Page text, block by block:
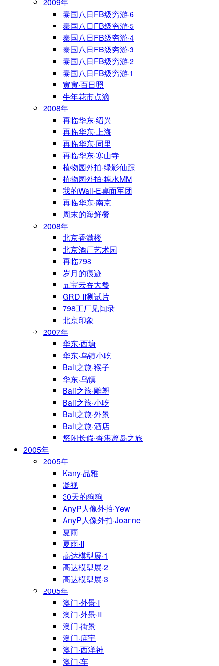
2009年
泰国八日FB级穷游·6
泰国八日FB级穷游·5
泰国八日FB级穷游·4
泰国八日FB级穷游·3
泰国八日FB级穷游·2
泰国八日FB级穷游·1
寅寅·百日照
牛年花市点滴
2008年
再临华东·绍兴
再临华东·上海
再临华东·同里
再临华东·寒山寺
植物园外拍·绿影仙踪
植物园外拍·糖水MM
我的Wall-E桌面军团
再临华东·南京
周末的海鲜餐
2008年
北京香满楼
北京酒厂艺术园
再临798
岁月的痕迹
五宝云吞大餐
GRD II测试片
798工厂见闻录
北京印象
2007年
华东·西塘
华东·乌镇小吃
Bali之旅·猴子
华东·乌镇
Bali之旅·雕塑
Bali之旅·小吃
Bali之旅·外景
Bali之旅·酒店
悠闲长假·香港离岛之旅
2005年
2005年
Kany·品雅
凝视
30天的狗狗
AnyP人像外拍·Yew
AnyP人像外拍·Joanne
夏雨
夏雨·II
高达模型展·1
高达模型展·2
高达模型展·3
2005年
澳门·外景·I
澳门·外景·II
澳门·街景
澳门·庙宇
澳门·西洋神
澳门·车